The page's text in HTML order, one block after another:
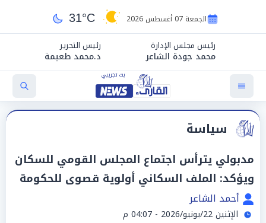
الجمعة 07 أغسطس 2026 31°C
رئيس مجلس الإدارة
محمد جودة الشاعر
رئيس التحرير
د.محمد طعيمة
سياسة
مدبولي يترأس اجتماع المجلس القومي للسكان
ويؤكد: الملف السكاني أولوية قصوى للحكومة
أحمد الشاعر
الإثنين 22/يونيو/2026 - 04:07 م